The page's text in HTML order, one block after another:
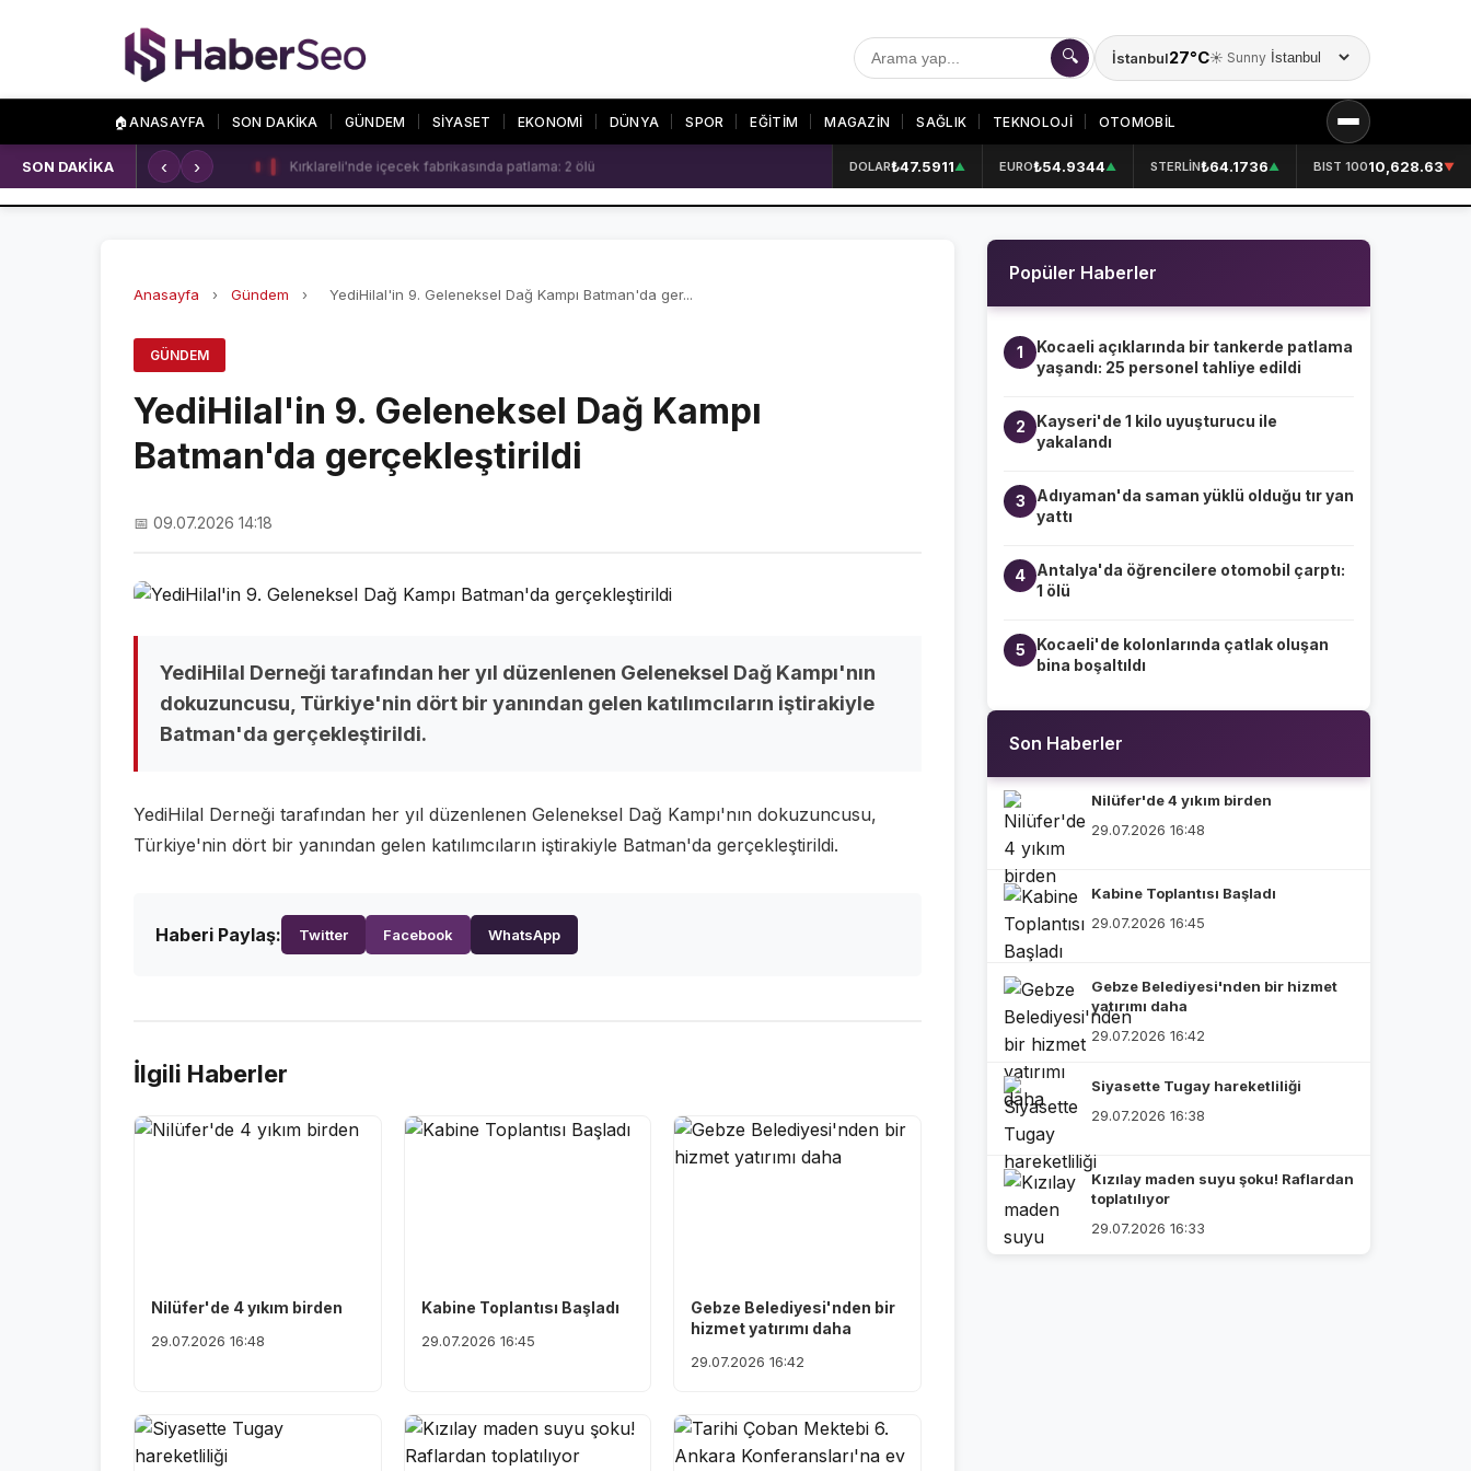
🔍 İstanbul27°C☀️ Sunny
Şehir seçin
🏠ANASAYFA SON DAKİKA GÜNDEM SİYASET EKONOMİ DÜNYA SPOR EĞİTİM MAGAZİN SAĞLIK TEKNOLOJİ OTOMOBİL
SPOR
GALATASARAY
BEŞİKTAŞ
ÖZEL SAYFALAR
ASTROLOJİ
NÖBETÇİ ECZANELER
SON DAKİKA
VİDEO GALERİ
GALERİLER KURUMSAL
SON DAKİKA ‹ › Kırklareli'nde içecek fabrikasında patlama: 2 ölü DOLAR₺47.5911▲ EURO₺54.9344▲ STERLİN₺64.1736▲ BIST 10010,628.63▼
Anasayfa › Gündem › YediHilal'in 9. Geleneksel Dağ Kampı Batman'da ger...
GÜNDEM
YediHilal'in 9. Geleneksel Dağ Kampı
Batman'da gerçekleştirildi
📅 09.07.2026 14:18
YediHilal Derneği tarafından her yıl düzenlenen Geleneksel Dağ Kampı'nın
dokuzuncusu, Türkiye'nin dört bir yanından gelen katılımcıların iştirakiyle
Batman'da gerçekleştirildi.
YediHilal Derneği tarafından her yıl düzenlenen Geleneksel Dağ Kampı'nın dokuzuncusu,
Türkiye'nin dört bir yanından gelen katılımcıların iştirakiyle Batman'da gerçekleştirildi.
Haberi Paylaş: Twitter Facebook WhatsApp
İlgili Haberler
Nilüfer'de 4 yıkım birden
29.07.2026 16:48
Kabine Toplantısı Başladı
29.07.2026 16:45
Gebze Belediyesi'nden bir
hizmet yatırımı daha
29.07.2026 16:42
Popüler Haberler
1
Kocaeli açıklarında bir tankerde patlama
yaşandı: 25 personel tahliye edildi
2
Kayseri'de 1 kilo uyuşturucu ile
yakalandı
3
Adıyaman'da saman yüklü olduğu tır yan
yattı
4
Antalya'da öğrencilere otomobil çarptı:
1 ölü
5
Kocaeli'de kolonlarında çatlak oluşan
bina boşaltıldı
Son Haberler
Nilüfer'de 4 yıkım birden
29.07.2026 16:48
Kabine Toplantısı Başladı
29.07.2026 16:45
Gebze Belediyesi'nden bir hizmet
yatırımı daha
29.07.2026 16:42
Siyasette Tugay hareketliliği
29.07.2026 16:38
Kızılay maden suyu şoku! Raflardan
toplatılıyor
29.07.2026 16:33